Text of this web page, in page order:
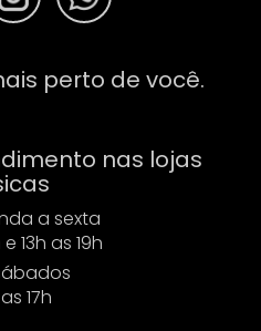
perto de você.
nas lojas
a sexta
13h as 19h
17h